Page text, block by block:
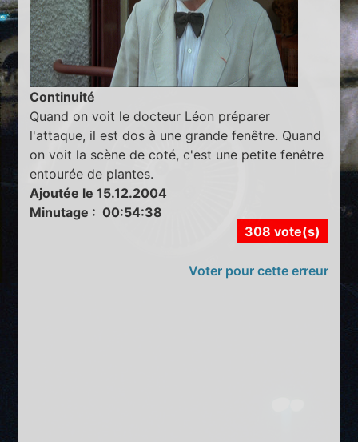
Continuité
Quand on voit le docteur Léon préparer
l'attaque, il est dos à une grande fenêtre. Quand
on voit la scène de coté, c'est une petite fenêtre
entourée de plantes.
Ajoutée le 15.12.2004
Minutage : 00:54:38
308 vote(s)
Voter pour cette erreur